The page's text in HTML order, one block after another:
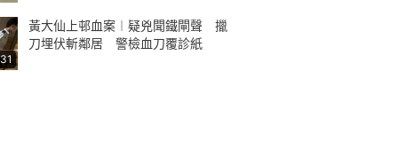
黃大仙上邨血案︱疑兇聞鐵閘聲 擸
刀埋伏斬鄰居 警檢血刀覆診紙